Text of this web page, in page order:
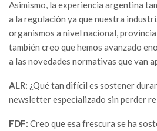
Asimismo, la experiencia argentina
a la regulación ya que nuestra
organismos a nivel nacional,
también creo que hemos avanzado
a las novedades normativas que van
ALR: ¿Qué tan difícil es sostener
newsletter especializado sin perder
FDF: Creo que esa frescura se ha